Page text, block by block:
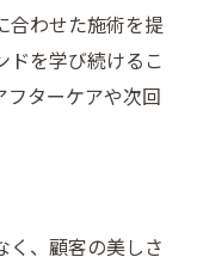
合わせた施術を提
ドを学び続けるこ
フターケアや次回
く、顧客の美しさ